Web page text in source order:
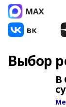
Выбор
В